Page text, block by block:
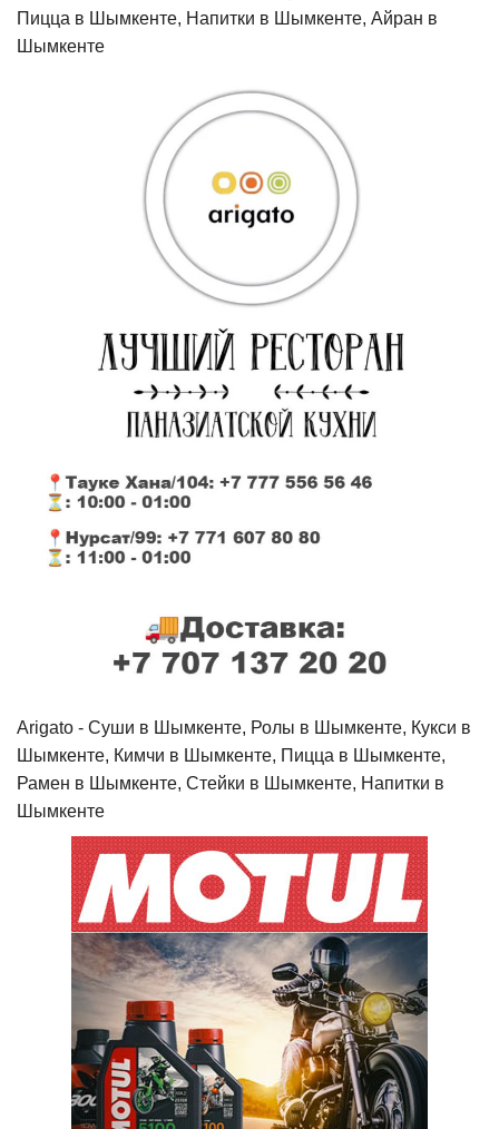
Пицца в Шымкенте, Напитки в Шымкенте, Айран в
Шымкенте
Arigato - Cуши в Шымкенте, Ролы в Шымкенте, Кукси в
Шымкенте, Кимчи в Шымкенте, Пицца в Шымкенте,
Рамен в Шымкенте, Стейки в Шымкенте, Напитки в
Шымкенте